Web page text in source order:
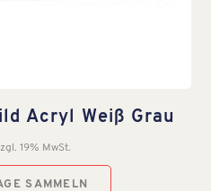
Acryl Weiß Grau
19% MwSt.
SAMMELN